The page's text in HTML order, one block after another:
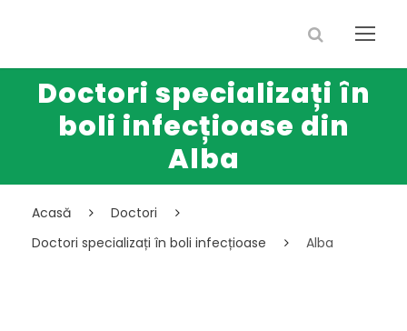
Doctori specializați în
boli infecțioase din
Alba
Acasă
Doctori
Doctori specializați în boli infecțioase
Alba